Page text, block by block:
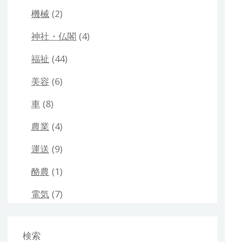
機械 (2)
神社・仏閣 (4)
福祉 (44)
美容 (6)
車 (8)
農業 (4)
運送 (9)
酪農 (1)
電気 (7)
検索